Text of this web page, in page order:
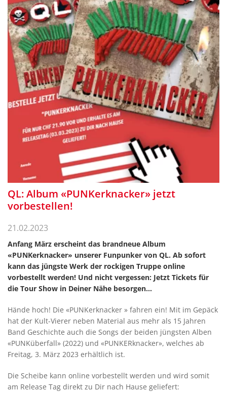
QL: Album «PUNKerknacker» jetzt
vorbestellen!
21.02.2023
Anfang März erscheint das brandneue Album
«PUNKerknacker» unserer Funpunker von QL. Ab sofort
kann das jüngste Werk der rockigen Truppe online
vorbestellt werden! Und nicht vergessen: Jetzt Tickets für
die Tour Show in Deiner Nähe besorgen…
Hände hoch! Die «PUNKerknacker » fahren ein! Mit im Gepäck
hat der Kult-Vierer neben Material aus mehr als 15 Jahren
Band Geschichte auch die Songs der beiden jüngsten Alben
«PUNKüberfall» (2022) und «PUNKERknacker», welches ab
Freitag, 3. März 2023 erhältlich ist.
Die Scheibe kann online vorbestellt werden und wird somit
am Release Tag direkt zu Dir nach Hause geliefert: